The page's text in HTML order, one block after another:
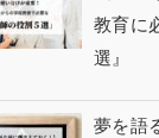
教育に
選』
夢を語